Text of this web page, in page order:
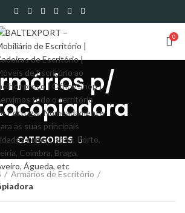
0
p/
CATEGORIES
Armários de Escritório